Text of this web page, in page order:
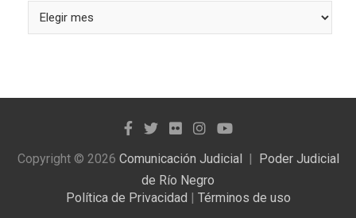
las
Copyright © 2026 Comunicación Judicial
Poder Judicial
de Río Negro
Política de Privacidad
Términos de uso